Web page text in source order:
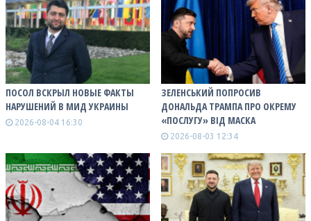
ПОСОЛ ВСКРЫЛ НОВЫЕ ФАКТЫ
НАРУШЕНИЙ В МИД УКРАИНЫ
2026-08-04 16:30
ЗЕЛЕНСЬКИЙ ПОПРОСИВ
ДОНАЛЬДА ТРАМПА ПРО ОКРЕМУ
«ПОСЛУГУ» ВІД МАСКА
2026-08-03 12:34